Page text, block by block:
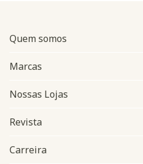
Quem somos
Marcas
Nossas Lojas
Revista
Carreira